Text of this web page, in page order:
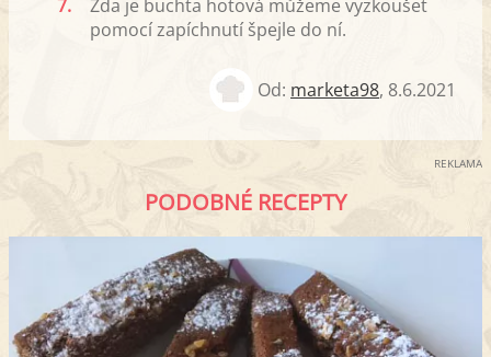
7.
Zda je buchta hotová můžeme vyzkoušet
pomocí zapíchnutí špejle do ní.
Od: marketa98, 8.6.2021
REKLAMA
PODOBNÉ RECEPTY